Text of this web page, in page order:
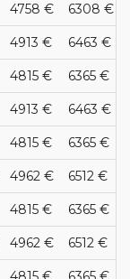
4758 € 6308 €
4913 € 6463 €
4815 € 6365 €
4913 € 6463 €
4815 € 6365 €
4962 € 6512 €
4815 € 6365 €
4962 € 6512 €